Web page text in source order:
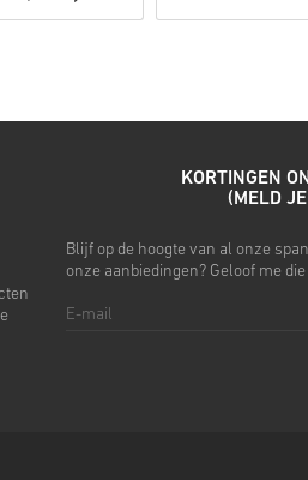
KORTINGEN
(MELD
Blijf op de hoogte van al onze
onze aanbiedingen? Geloof me